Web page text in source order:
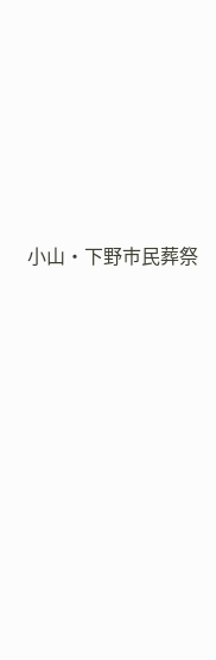
小山・下野市民葬祭